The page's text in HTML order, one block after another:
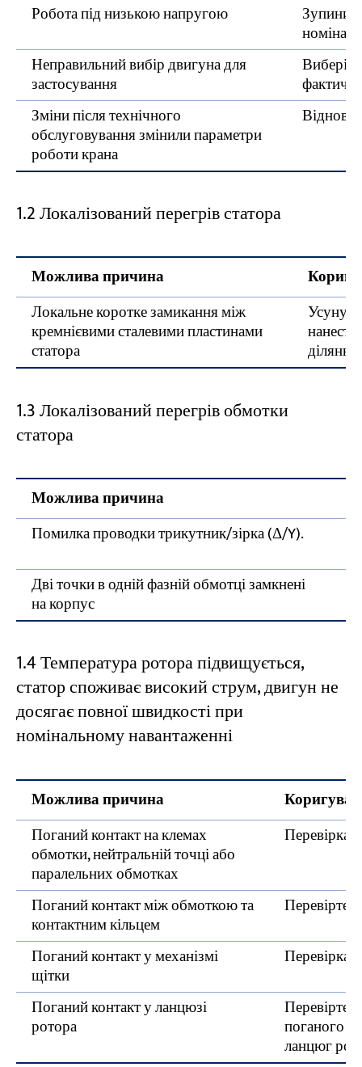
Робота під низькою напругою
Неправильний вибір двигуна для
застосування
Зміни після технічного
обслуговування змінили параметри
роботи крана
1.2 Локалізований перегрів статора
Можлива причина
Локальне коротке замикання між
кремнієвими сталевими пластинами
статора ділянку
1.3 Локалізований перегрів обмотки
статора
Можлива причина
Помилка проводки трикутник/зірка (Δ/Y).
Дві точки в одній фазній обмотці замкнені
на корпус
1.4 Температура ротора підвищується,
статор споживає високий струм, двигун не
досягає повної швидкості при
номінальному навантаженні
Можлива причина
Поганий контакт на клемах
обмотки, нейтральній точці або
паралельних обмотках
Перевірка
Поганий контакт між обмоткою та
контактним кільцем
Перевірте
Поганий контакт у механізмі
щітки
Перевірка
Поганий контакт у ланцюзі
ротора
Перевірте
поганого
ланцюг